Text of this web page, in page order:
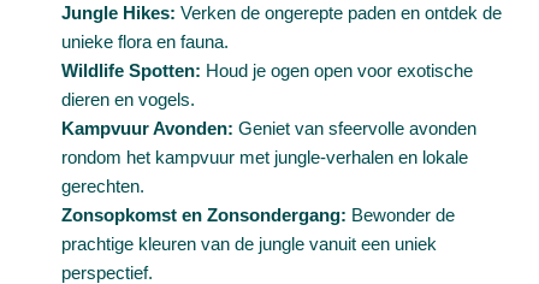
Jungle Hikes: Verken de ongerepte paden en ontdek de
unieke flora en fauna.
Wildlife Spotten: Houd je ogen open voor exotische
dieren en vogels.
Kampvuur Avonden: Geniet van sfeervolle avonden
rondom het kampvuur met jungle-verhalen en lokale
gerechten.
Zonsopkomst en Zonsondergang: Bewonder de
prachtige kleuren van de jungle vanuit een uniek
perspectief.